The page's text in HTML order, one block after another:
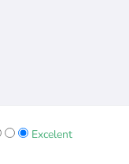
Excelent